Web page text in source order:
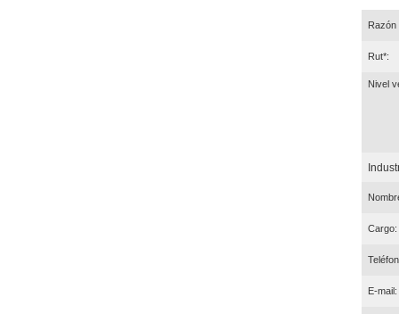
Razón
Rut*:
Nivel
Cargo:
E-mail: